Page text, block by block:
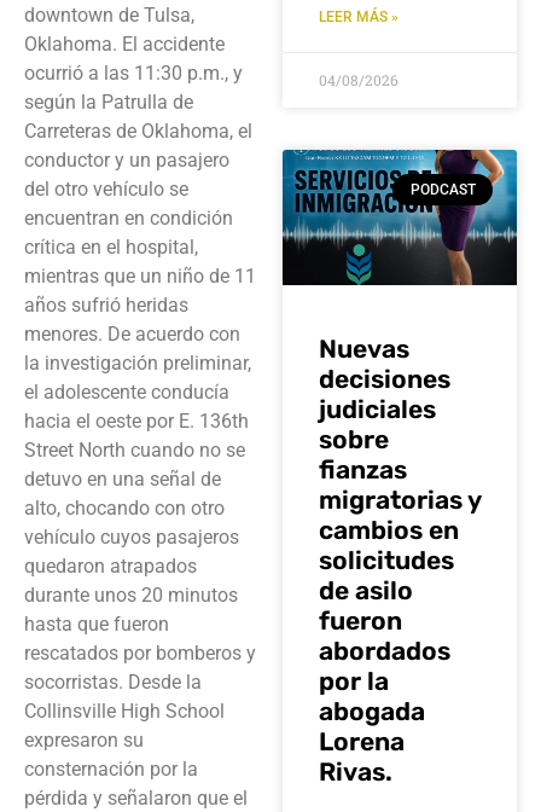
downtown de Tulsa,
Oklahoma. El accidente
ocurrió a las 11:30 p.m., y
según la Patrulla de
Carreteras de Oklahoma, el
conductor y un pasajero
del otro vehículo se
encuentran en condición
crítica en el hospital,
mientras que un niño de 11
años sufrió heridas
menores. De acuerdo con
la investigación preliminar,
el adolescente conducía
hacia el oeste por E. 136th
Street North cuando no se
detuvo en una señal de
alto, chocando con otro
vehículo cuyos pasajeros
quedaron atrapados
durante unos 20 minutos
hasta que fueron
rescatados por bomberos y
socorristas. Desde la
Collinsville High School
expresaron su
consternación por la
pérdida y señalaron que el
LEER MÁS »
04/08/2026
PODCAST
Nuevas
decisiones
judiciales
sobre
fianzas
migratorias y
cambios en
solicitudes
de asilo
fueron
abordados
por la
abogada
Lorena
Rivas.